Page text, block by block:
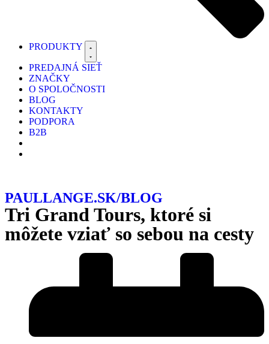
PRODUKTY
PREDAJNÁ SIEŤ
ZNAČKY
O SPOLOČNOSTI
BLOG
KONTAKTY
PODPORA
B2B
PAULLANGE.SK/BLOG
Tri Grand Tours, ktoré si
môžete vziať so sebou na cesty